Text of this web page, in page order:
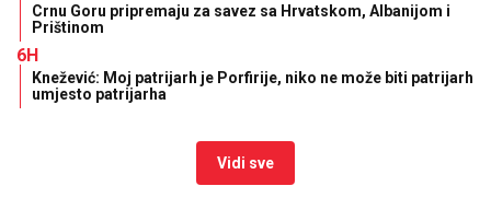
Crnu Goru pripremaju za savez sa Hrvatskom, Albanijom i
Prištinom
6H
Knežević: Moj patrijarh je Porfirije, niko ne može biti patrijarh
umjesto patrijarha
Vidi sve